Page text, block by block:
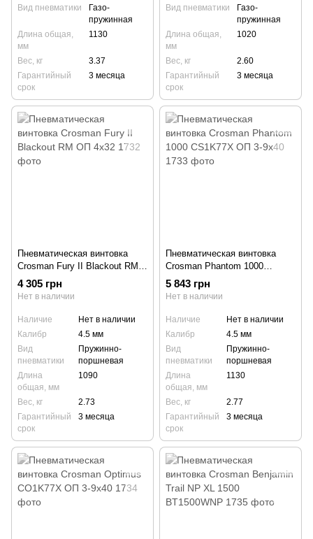
Вид пневматики
Газо-
пружинная
Длина общая,
мм
1130
Вес, кг
3.37
Гарантийный
срок
3 месяца
Вид пневматики
Газо-
пружинная
Длина общая,
мм
1020
Вес, кг
2.60
Гарантийный
срок
3 месяца
Пневматическая винтовка
Crosman Fury II Blackout RM
ОП 4x32
4 305 грн
Нет в наличии
Наличие
Нет в наличии
Калибр
4.5 мм
Вид
пневматики
Пружинно-
поршневая
Длина
общая, мм
1090
Вес, кг
2.73
Гарантийный
срок
3 месяца
Пневматическая винтовка
Crosman Phantom 1000
CS1K77X ОП 3-9x40
5 843 грн
Нет в наличии
Наличие
Нет в наличии
Калибр
4.5 мм
Вид
пневматики
Пружинно-
поршневая
Длина
общая, мм
1130
Вес, кг
2.77
Гарантийный
срок
3 месяца